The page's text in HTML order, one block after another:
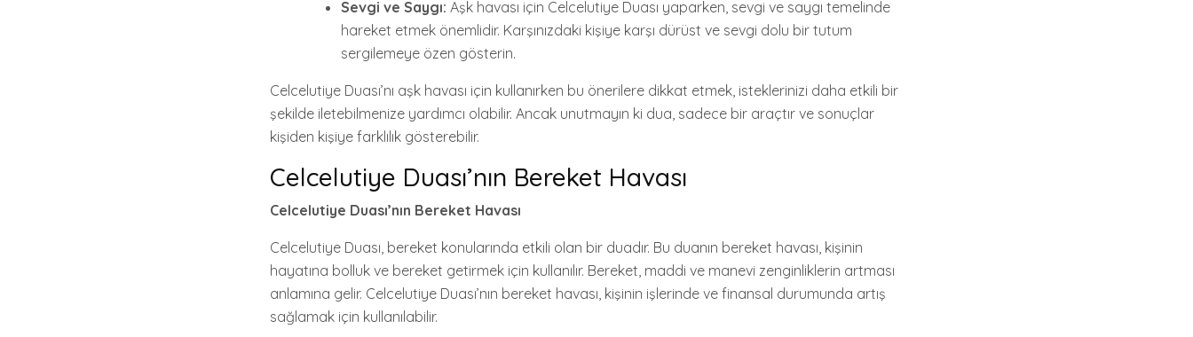
Sevgi ve Saygı: Aşk havası için Celcelutiye Duası yaparken, sevgi ve saygı temelinde
hareket etmek önemlidir. Karşınızdaki kişiye karşı dürüst ve sevgi dolu bir tutum
sergilemeye özen gösterin.
Celcelutiye Duası’nı aşk havası için kullanırken bu önerilere dikkat etmek, isteklerinizi daha etkili bir
şekilde iletebilmenize yardımcı olabilir. Ancak unutmayın ki dua, sadece bir araçtır ve sonuçlar
kişiden kişiye farklılık gösterebilir.
Celcelutiye Duası’nın Bereket Havası
Celcelutiye Duası’nın Bereket Havası
Celcelutiye Duası, bereket konularında etkili olan bir duadır. Bu duanın bereket havası, kişinin
hayatına bolluk ve bereket getirmek için kullanılır. Bereket, maddi ve manevi zenginliklerin artması
anlamına gelir. Celcelutiye Duası’nın bereket havası, kişinin işlerinde ve finansal durumunda artış
sağlamak için kullanılabilir.